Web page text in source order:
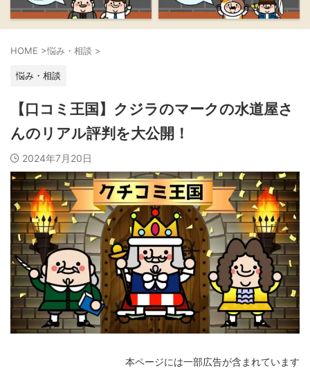
HOME >悩み・相談 >
悩み・相談
【口コミ王国】クジラのマークの水道屋さ
んのリアル評判を大公開！
2024年7月20日
本ページには一部広告が含まれています